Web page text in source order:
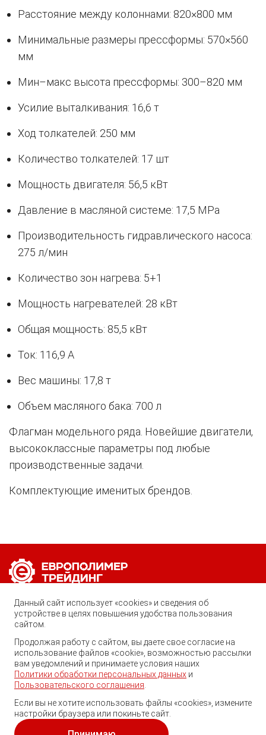
Расстояние между колоннами: 820×800 мм
Минимальные размеры прессформы: 570×560
мм
Мин–макс высота прессформы: 300–820 мм
Усилие выталкивания: 16,6 т
Ход толкателей: 250 мм
Количество толкателей: 17 шт
Мощность двигателя: 56,5 кВт
Давление в масляной системе: 17,5 MPa
Производительность гидравлического насоса:
275 л/мин
Количество зон нагрева: 5+1
Мощность нагревателей: 28 кВт
Общая мощность: 85,5 кВт
Ток: 116,9 A
Вес машины: 17,8 т
Объем масляного бака: 700 л
Флагман модельного ряда. Новейшие двигатели,
высококлассные параметры под любые
производственные задачи.
Комплектующие именитых брендов.
Позвоните нам по любому вопросу:
8 (800) 222-40-61
Ростов-на-Дону, ул. Вавилова, 59
trade@ep-group.ru
© 2010-2024. Европолимер-Трейдинг.
Все права защищены.
Данный сайт использует «cookies» и сведения об
устройстве в целях повышения удобства пользования
сайтом.
Продолжая работу с сайтом, вы даете свое согласие на
использование файлов «cookie», возможностью рассылки
вам уведомлений и принимаете условия наших
Политики обработки персональных данных и
Пользовательского соглашения
Если вы не хотите использовать файлы «cookies», измените
настройки браузера или покиньте сайт.